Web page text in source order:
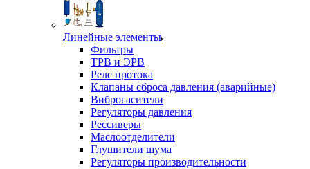
Линейные элементы
Фильтры
ТРВ и ЭРВ
Реле протока
Клапаны сброса давления (аварийные)
Виброгасители
Регуляторы давления
Рессиверы
Маслоотделители
Глушители шума
Регуляторы производительности